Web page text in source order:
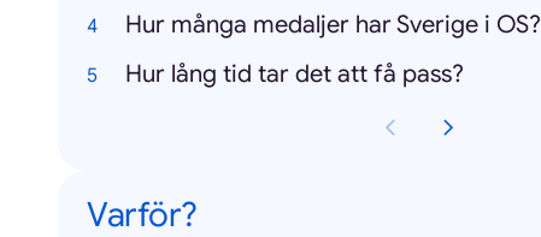
Hur många medaljer har Sverige i OS?
Hur lång tid tar det att få pass?
Varför?